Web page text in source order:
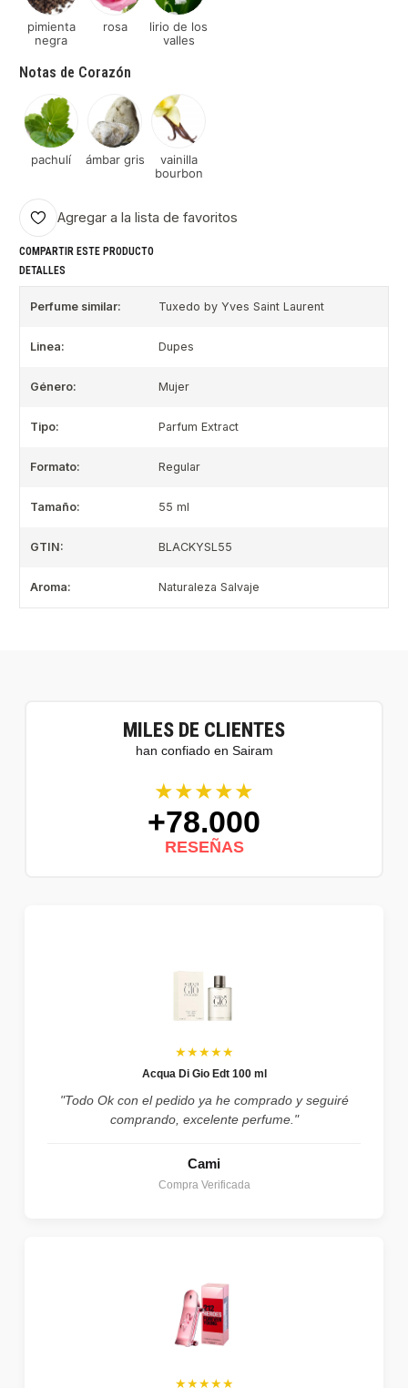
pimienta
negra
rosa
lirio de los
valles
Notas de Corazón
pachulí ámbar gris
vainilla
bourbon
Agregar a la lista de favoritos
COMPARTIR ESTE PRODUCTO
DETALLES
Perfume similar: Tuxedo by Yves Saint Laurent
Linea: Dupes
Género: Mujer
Tipo: Parfum Extract
Formato: Regular
Tamaño: 55 ml
GTIN: BLACKYSL55
Aroma: Naturaleza Salvaje
MILES DE CLIENTES
han confiado en Sairam
★★★★★
+78.000
RESEÑAS
★★★★★
Acqua Di Gio Edt 100 ml
"Todo Ok con el pedido ya he comprado y seguiré
comprando, excelente perfume."
Cami
Compra Verificada
★★★★★